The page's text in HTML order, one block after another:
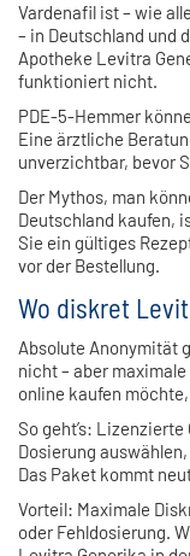
Vardenafil ist – wie
– in Deutschland und
Apotheke Levitra
funktioniert nicht.
PDE-5-Hemmer
Eine ärztliche
unverzichtbar, bevor
Der Mythos, man
Deutschland kaufen,
Sie ein gültiges
vor der Bestellung.
Wo diskret
Absolute Anonymität
nicht – aber
online kaufen
So geht’s:
Dosierung
Das Paket kommt
Vorteil: Maximale
oder Fehldosierung.